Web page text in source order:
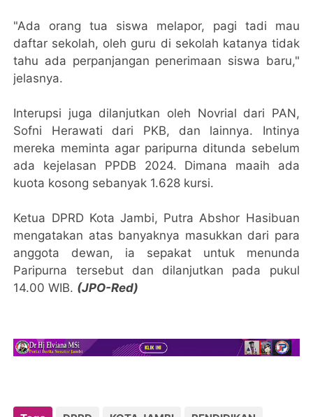
"Ada orang tua siswa melapor, pagi tadi mau
daftar sekolah, oleh guru di sekolah katanya tidak
tahu ada perpanjangan penerimaan siswa baru,"
jelasnya.
Interupsi juga dilanjutkan oleh Novrial dari PAN,
Sofni Herawati dari PKB, dan lainnya. Intinya
mereka meminta agar paripurna ditunda sebelum
ada kejelasan PPDB 2024. Dimana maaih ada
kuota kosong sebanyak 1.628 kursi.
Ketua DPRD Kota Jambi, Putra Abshor Hasibuan
mengatakan atas banyaknya masukkan dari para
anggota dewan, ia sepakat untuk menunda
Paripurna tersebut dan dilanjutkan pada pukul
14.00 WIB. (JPO-Red)